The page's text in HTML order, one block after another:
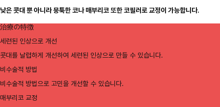
낮은 콧대 뿐 아니라 뭉툭한 코나 매부리코 또한 코필러로 교정이 가능합니다.
治療の特徴
세련된 인상으로 개선
콧대를 날렵하게 개선하여 세련된 인상으로 만들 수 있습니다.
비수술적 방법
비수술적 방법으로 고민을 개선할 수 있습니다.
매부리코 교정